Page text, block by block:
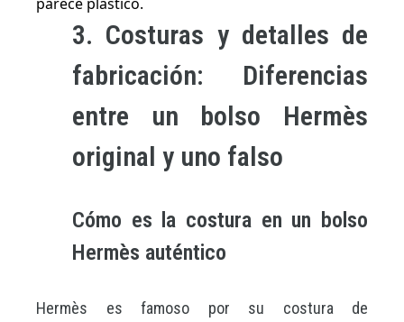
3. Costuras y detalles de
fabricación: Diferencias
entre un bolso Hermès
original y uno falso
Cómo es la costura en un bolso
Hermès auténtico
Hermès es famoso por su costura de